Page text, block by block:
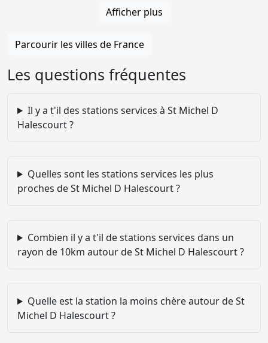
Afficher plus
Parcourir les villes de France
Les questions fréquentes
Il y a t'il des stations services à St Michel D
Halescourt ?
Quelles sont les stations services les plus
proches de St Michel D Halescourt ?
Combien il y a t'il de stations services dans un
rayon de 10km autour de St Michel D Halescourt ?
Quelle est la station la moins chère autour de St
Michel D Halescourt ?